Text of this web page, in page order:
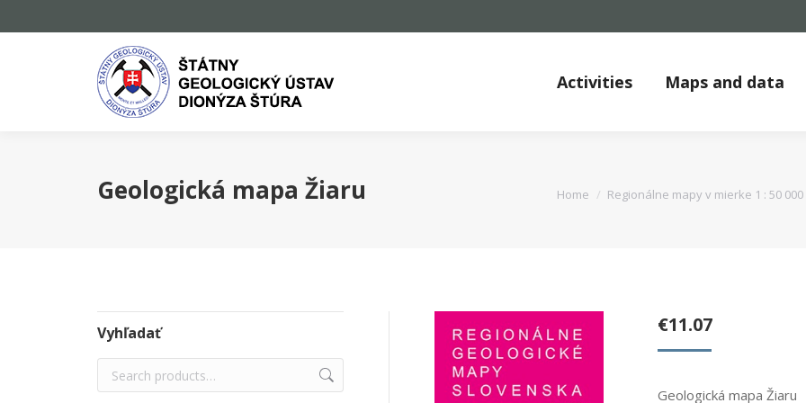
Activities Maps and data
Geologická mapa Žiaru You are here:
Home Regionálne mapy v mierke 1 : 50 000
€11.07
Geologická mapa Žiaru
Vyhľadať